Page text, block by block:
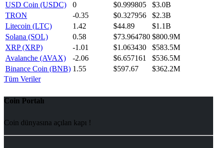
USD Coin (USDC)
0 $0.999805
$3.0B
TRON
-0.35 $0.327956
$2.3B
Litecoin (LTC)
1.42 $44.89
$1.1B
Solana (SOL)
0.58 $73.964780 $800.9M
XRP (XRP)
-1.01 $1.063430
$583.5M
Avalanche (AVAX)
-2.06 $6.657161
$536.5M
Binance Coin (BNB) 1.55 $597.67
$362.2M
Tüm Veriler
Coin Portalı
Coin dünyasına açılan kapı !